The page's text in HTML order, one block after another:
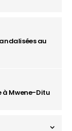
au
à Mwene-Ditu